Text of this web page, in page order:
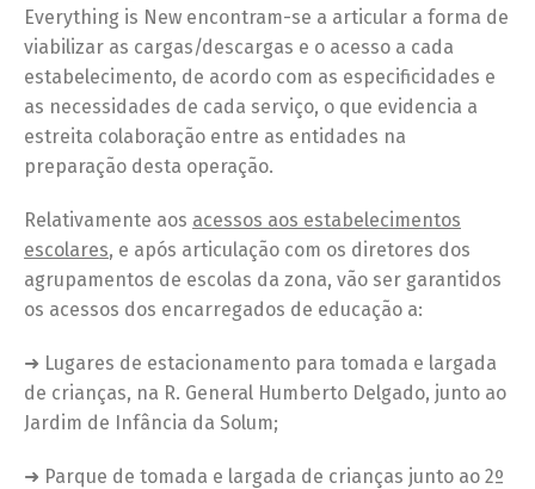
Everything is New encontram-se a articular a forma de
viabilizar as cargas/descargas e o acesso a cada
estabelecimento, de acordo com as especificidades e
as necessidades de cada serviço, o que evidencia a
estreita colaboração entre as entidades na
preparação desta operação.
Relativamente aos acessos aos estabelecimentos
escolares, e após articulação com os diretores dos
agrupamentos de escolas da zona, vão ser garantidos
os acessos dos encarregados de educação a:
➜ Lugares de estacionamento para tomada e largada
de crianças, na R. General Humberto Delgado, junto ao
Jardim de Infância da Solum;
➜ Parque de tomada e largada de crianças junto ao 2º